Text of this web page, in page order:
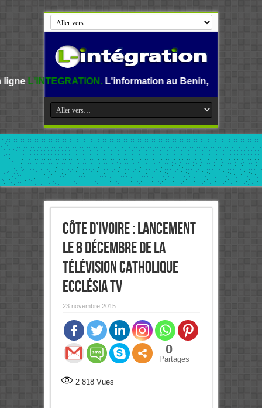
L'information au Benin, en Afrique et dans le
Côte d’Ivoire : lancement
le 8 décembre de la
télévision catholique
Ecclésia Tv
23 novembre 2015
0
Partages
2 818Vues